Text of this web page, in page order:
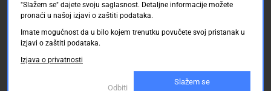
one
satom,
sinusoidom
pulsiranjem.
Ovaj
6,595.00 KM 6,595.00 KM 6,595.00
"Slažem se" dajete svoju saglasnost. Detaljne informacije možete
pronaći u našoj izjavi o zaštiti podataka.
Imate mogućnost da u bilo kojem trenutku povučete svoj pristanak u
izjavi o zaštiti podataka.
Izjava o privatnosti
Odbiti
Slažem se